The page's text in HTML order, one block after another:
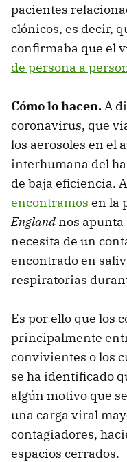
pacientes
clónicos, es decir,
confirmaba que el
de persona a
Cómo lo hacen.A
coronavirus, que
los aerosoles en el
interhumana del
de baja eficiencia.
encontramos en la
England nos
necesita de un
encontrado en
respiratorias
Es por ello que los
principalmente
convivientes o los
se ha identificado
algún motivo que
una carga viral
contagiadores,
espacios cerrados.